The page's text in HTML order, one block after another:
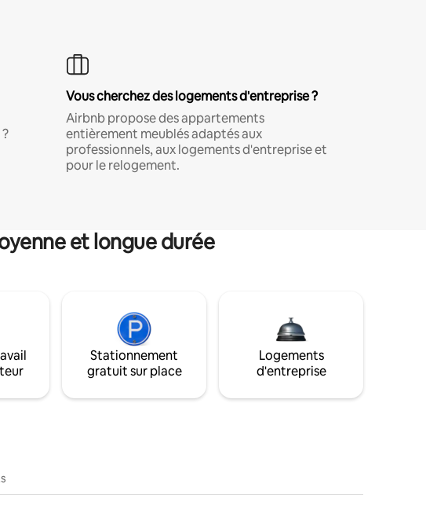
Vous cherchez des logements d'entreprise ?
Airbnb propose des appartements
entièrement meublés adaptés aux
professionnels, aux logements d'entreprise et
pour le relogement.
et longue durée
Stationnement
gratuit sur place
Logements
d'entreprise